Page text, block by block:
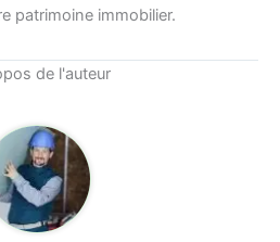
patrimoine immobilier.
de l'auteur